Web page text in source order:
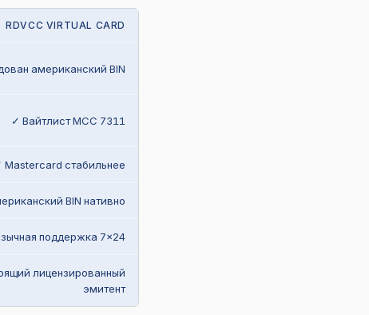
RDVCC VIRTUAL CARD
американский BIN
✓ Вайтлист MCC 7311
Mastercard стабильнее
BIN нативно
поддержка 7×24
лицензированный
эмитент